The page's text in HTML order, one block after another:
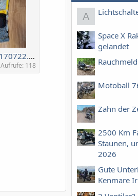
20250213_170722.jpg
Aufrufe: 118
A
Space X
gelandet
Motoball
Zahn der
2500 Km
Staunen,
2026
Gute
Kenmare